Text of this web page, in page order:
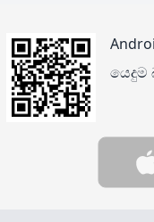
යෙදුම